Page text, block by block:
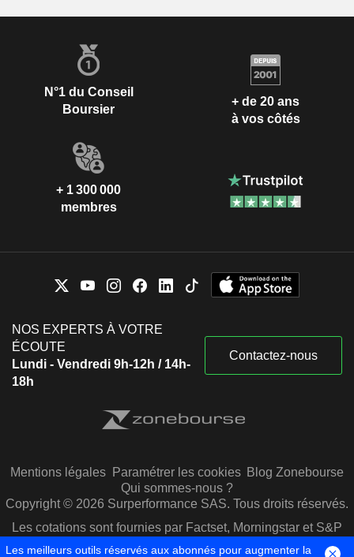
N°1 du Conseil
Boursier
+ de 20 ans
à vos côtés
+ 1 300 000
membres
NOS EXPERTS À VOTRE
ÉCOUTE
Lundi - Vendredi 9h-12h / 14h-
18h
Contactez-nous
Mentions légales Paramétrer les cookies Blog Zonebourse
Qui sommes-nous ?
Copyright © 2026 Surperformance SAS. Tous droits réservés.
Les cotations sont fournies par Factset, Morningstar et S&P
Capital IQ
Les meilleurs outils réservés aux abonnés pour augmenter la